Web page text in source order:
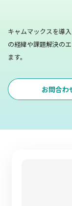
キャムマックスを導
の経緯や課題解決の
ます。
お問合わ